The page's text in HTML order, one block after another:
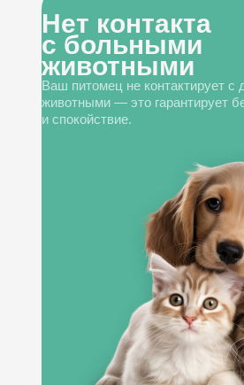
Нет контакта
с больными
животными
Ваш питомец не контактирует с
животными — это гарантирует
и спокойствие.